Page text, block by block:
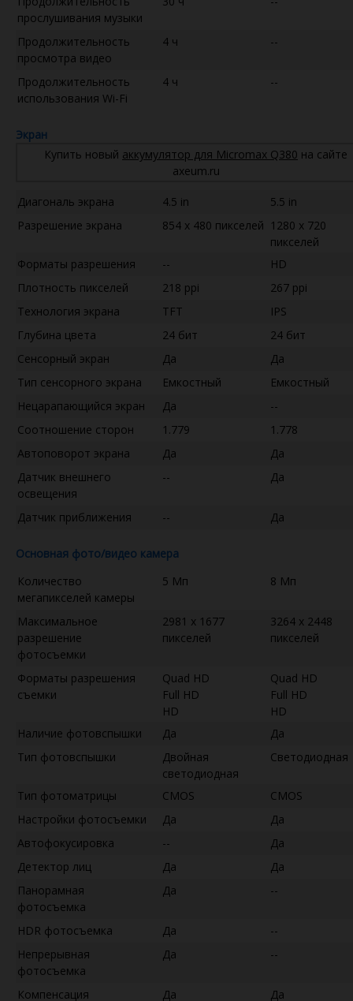
прослушивания музыки
Продолжительность
просмотра видео
4 ч --
Продолжительность
использования Wi-Fi
4 ч --
Экран
Купить новый аккумулятор для Micromax Q380 на сайте
axeum.ru
Диагональ экрана 4.5 in
5.5 in
Разрешение экрана
854 x 480 пикселей 1280 x 720
пикселей
Форматы разрешения
--
HD
Плотность пикселей
218 ppi
267 ppi
Технология экрана
TFT
IPS
Глубина цвета
24 бит
24 бит
Сенсорный экран
Да
Да
Тип сенсорного экрана
Емкостный
Емкостный
Нецарапающийся экран
Да
--
Соотношение сторон
1.779
1.778
Автоповорот экрана
Да
Да
Датчик внешнего
освещения
-- Да
Датчик приближения -- Да
Основная фото/видео камера
Количество
мегапикселей камеры
5 Мп 8 Мп
Максимальное
разрешение
фотосъемки
2981 x 1677
пикселей
3264 x 2448
пикселей
Форматы разрешения
съемки
Quad HD
Full HD
HD
Quad HD
Full HD
HD
Наличие фотовспышки
Да
Да
Тип фотовспышки
Двойная
светодиодная
Светодиодная
Тип фотоматрицы CMOS
CMOS
Настройки фотосъемки
Да
Да
Автофокусировка
--
Да
Детектор лиц
Да
Да
Панорамная
фотосъемка
Да --
HDR фотосъемка Да
--
Непрерывная
фотосъемка
Да --
Компенсация
Да Да